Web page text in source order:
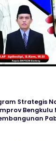
Strategis